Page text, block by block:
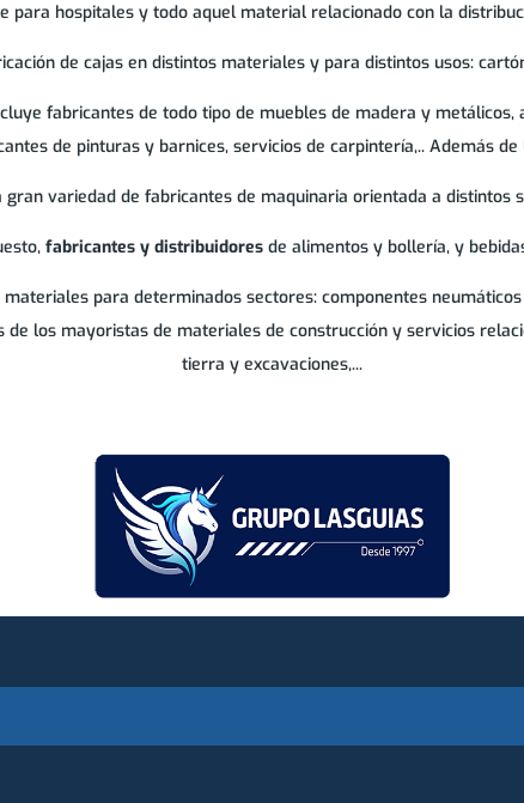
para hospitales y todo aquel material relacionado con la
de cajas en distintos materiales y para distintos usos:
fabricantes de todo tipo de muebles de madera y
de pinturas y barnices, servicios de carpintería,.. Además
variedad de fabricantes de maquinaria orientada a
fabricantes y distribuidoresde alimentos y bollería, y
para determinados sectores: componentes
los mayoristas de materiales de construcción y servicios
tierra y excavaciones,...